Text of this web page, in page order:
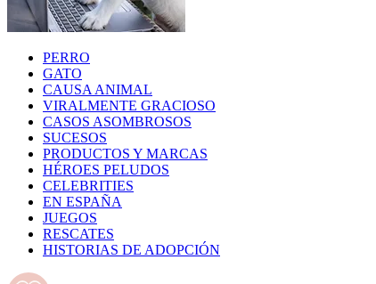
PERRO
GATO
CAUSA ANIMAL
VIRALMENTE GRACIOSO
CASOS ASOMBROSOS
SUCESOS
PRODUCTOS Y MARCAS
HÉROES PELUDOS
CELEBRITIES
EN ESPAÑA
JUEGOS
RESCATES
HISTORIAS DE ADOPCIÓN